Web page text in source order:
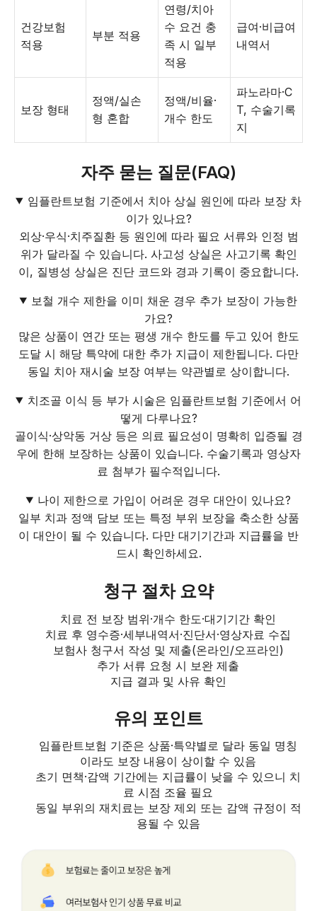
건강보험
적용
부분 적용
연령/치아
수 요건 충
족 시 일부
적용
급여·비급여
내역서
보장 형태
정액/실손
형 혼합
정액/비율·
개수 한도
파노라마·C
T, 수술기록
지
자주 묻는 질문(FAQ)
임플란트보험 기준에서 치아 상실 원인에 따라 보장 차
이가 있나요?
외상·우식·치주질환 등 원인에 따라 필요 서류와 인정 범
위가 달라질 수 있습니다. 사고성 상실은 사고기록 확인
이, 질병성 상실은 진단 코드와 경과 기록이 중요합니다.
보철 개수 제한을 이미 채운 경우 추가 보장이 가능한
가요?
많은 상품이 연간 또는 평생 개수 한도를 두고 있어 한도
도달 시 해당 특약에 대한 추가 지급이 제한됩니다. 다만
동일 치아 재시술 보장 여부는 약관별로 상이합니다.
치조골 이식 등 부가 시술은 임플란트보험 기준에서 어
떻게 다루나요?
골이식·상악동 거상 등은 의료 필요성이 명확히 입증될 경
우에 한해 보장하는 상품이 있습니다. 수술기록과 영상자
료 첨부가 필수적입니다.
나이 제한으로 가입이 어려운 경우 대안이 있나요?
일부 치과 정액 담보 또는 특정 부위 보장을 축소한 상품
이 대안이 될 수 있습니다. 다만 대기기간과 지급률을 반
드시 확인하세요.
청구 절차 요약
치료 전 보장 범위·개수 한도·대기기간 확인
치료 후 영수증·세부내역서·진단서·영상자료 수집
보험사 청구서 작성 및 제출(온라인/오프라인)
추가 서류 요청 시 보완 제출
지급 결과 및 사유 확인
유의 포인트
임플란트보험 기준은 상품·특약별로 달라 동일 명칭
이라도 보장 내용이 상이할 수 있음
초기 면책·감액 기간에는 지급률이 낮을 수 있으니 치
료 시점 조율 필요
동일 부위의 재치료는 보장 제외 또는 감액 규정이 적
용될 수 있음